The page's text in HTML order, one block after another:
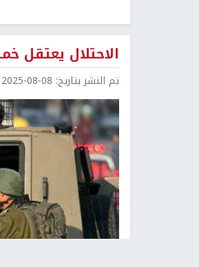
الاحتلال يعتقل
تم النشر بتاريخ: 2025-08-08 09:27